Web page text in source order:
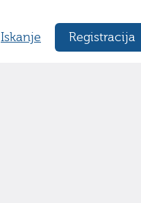
Registracija
Iskanje